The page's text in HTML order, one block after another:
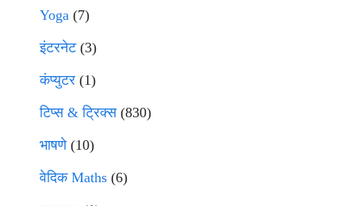
Yoga (7)
इंटरनेट(3)
कंप्युटर (1)
टिप्स & ट्रिक्स(830)
भाषणे(10)
वेदिक Maths (6)